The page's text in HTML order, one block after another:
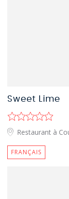
Sweet Lime
Restaurant à
FRANÇAIS